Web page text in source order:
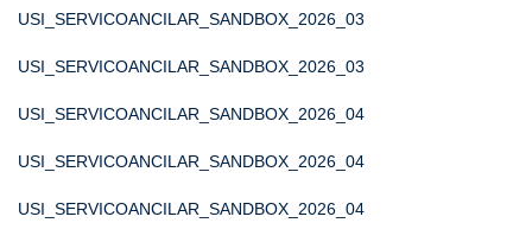
USI_SERVICOANCILAR_SANDBOX_2026_03
USI_SERVICOANCILAR_SANDBOX_2026_03
USI_SERVICOANCILAR_SANDBOX_2026_04
USI_SERVICOANCILAR_SANDBOX_2026_04
USI_SERVICOANCILAR_SANDBOX_2026_04